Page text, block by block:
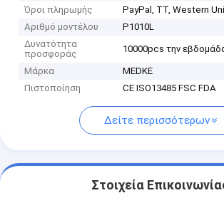
Όροι πληρωμής
PayPal, TT, Western
Αριθμό μοντέλου
P1010L
Δυνατότητα
προσφοράς
10000pcs την
Μάρκα
MEDKE
Πιστοποίηση
CE ISO13485 FSC FDA
Δείτε περισσότερων
Στοιχεία